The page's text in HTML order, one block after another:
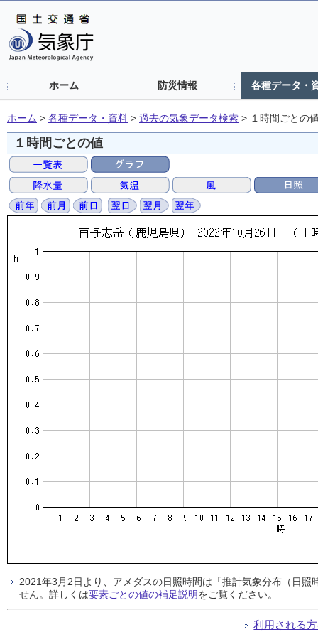
ホーム 防災情報 各種データ・
ホーム > 各種データ・資料 > 過去の気象データ検索 > １時間ごとの
１時間ごとの値
2021年3月2日より、アメダスの日照時間は「推計気象分布（日
せん。詳しくは要素ごとの値の補足説明をご覧ください。
利用される